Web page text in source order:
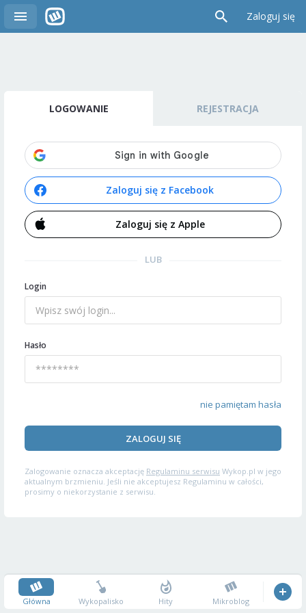
Zaloguj się
LOGOWANIE REJESTRACJA
Zaloguj się z Facebook
Zaloguj się z Apple
LUB
Login
Hasło
nie pamiętam hasła
ZALOGUJ SIĘ
Zalogowanie oznacza akceptację Regulaminu serwisu Wykop.pl w jego
aktualnym brzmieniu. Jeśli nie akceptujesz Regulaminu w całości,
prosimy o niekorzystanie z serwisu.
Główna Wykopalisko Hity Mikroblog